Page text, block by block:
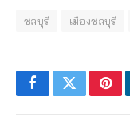
ชลบุรี เมืองชลบุรี
FacebookTwitter